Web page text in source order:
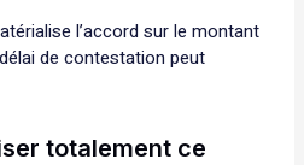
l’accord sur le montant
de contestation peut
totalement ce